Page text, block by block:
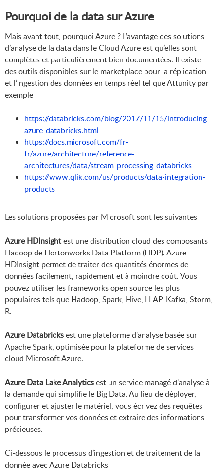
Pourquoi de la data sur Azure
Mais avant tout, pourquoi Azure ? L’avantage des solutions
d’analyse de la data dans le Cloud Azure est qu’elles sont
complètes et particulièrement bien documentées. Il existe
des outils disponibles sur le marketplace pour la réplication
et l’ingestion des données en temps réel tel que Attunity par
exemple :
https://databricks.com/blog/2017/11/15/introducing-
azure-databricks.html
https://docs.microsoft.com/fr-
fr/azure/architecture/reference-
architectures/data/stream-processing-databricks
https://www.qlik.com/us/products/data-integration-
products
Les solutions proposées par Microsoft sont les suivantes :
Azure HDInsightest une distribution cloud des composants
Hadoop de Hortonworks Data Platform (HDP). Azure
HDInsight permet de traiter des quantités énormes de
données facilement, rapidement et à moindre coût. Vous
pouvez utiliser les frameworks open source les plus
populaires tels que Hadoop, Spark, Hive, LLAP, Kafka, Storm,
R.
Azure Databricksest une plateforme d'analyse basée sur
Apache Spark, optimisée pour la plateforme de services
cloud Microsoft Azure.
Azure Data Lake Analyticsest un service managé d'analyse à
la demande qui simplifie le Big Data. Au lieu de déployer,
configurer et ajuster le matériel, vous écrivez des requêtes
pour transformer vos données et extraire des informations
précieuses.
Ci-dessous le processus d’ingestion et de traitement de la
donnée avec Azure Databricks